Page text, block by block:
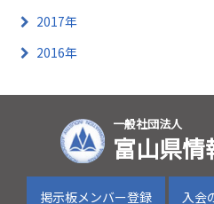
2017年
2016年
一般社団法人
富山県情
掲示板メンバー登録 入会